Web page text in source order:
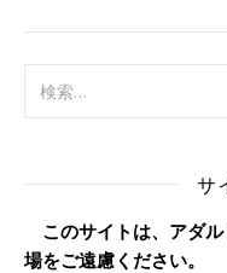
サ
このサイトは、アダル
場をご遠慮ください。